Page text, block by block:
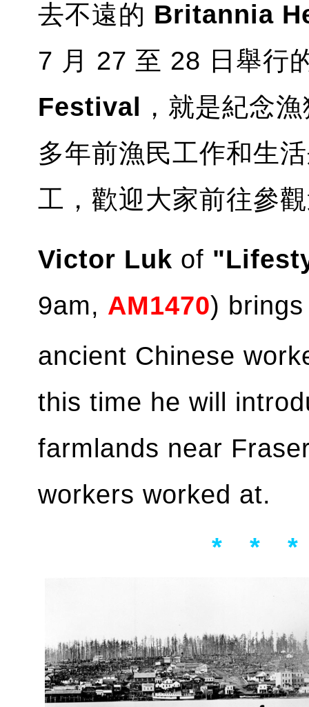
去不遠的 Britannia
7 月 27 至 28 日舉行
Festival
，就是紀念
多年前漁民工作和生
工，歡迎大家前往參
Victor Luk of
9am, AM1470)
ancient Chinese
this time he will
farmlands near
workers worked at.
* *